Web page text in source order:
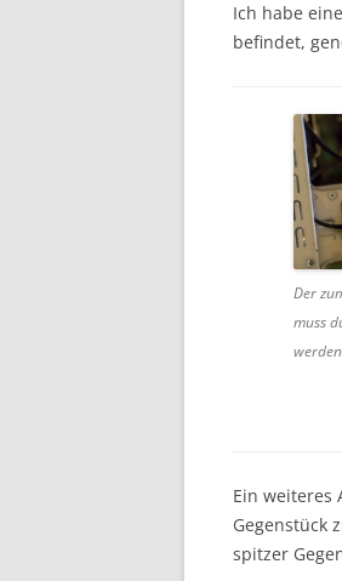
Ich habe
befindet,
Der
muss
Ein weiteres
Gegenstück
spitzer